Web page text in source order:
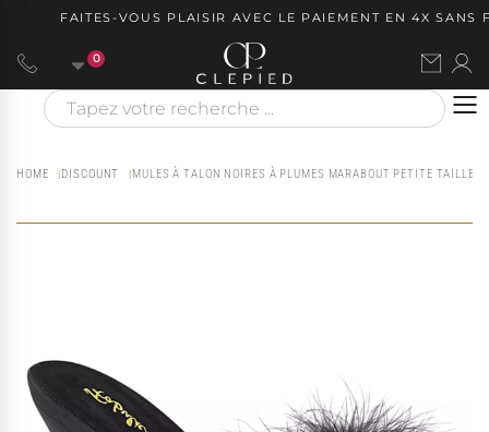
FAITES-VOUS PLAISIR AVEC LE PAIEMENT EN 4X SANS
0
HOME DISCOUNT